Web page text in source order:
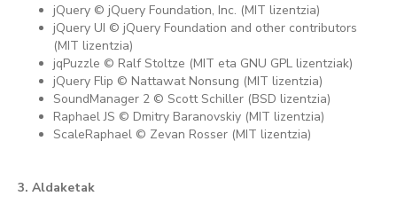
jQuery © jQuery Foundation, Inc. (MIT lizentzia)
jQuery UI © jQuery Foundation and other contributors
(MIT lizentzia)
jqPuzzle © Ralf Stoltze (MIT eta GNU GPL lizentziak)
jQuery Flip © Nattawat Nonsung (MIT lizentzia)
SoundManager 2 © Scott Schiller (BSD lizentzia)
Raphael JS © Dmitry Baranovskiy (MIT lizentzia)
ScaleRaphael © Zevan Rosser (MIT lizentzia)
3. Aldaketak